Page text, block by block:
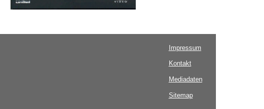
Impressum
Kontakt
Mediadaten
Sitemap